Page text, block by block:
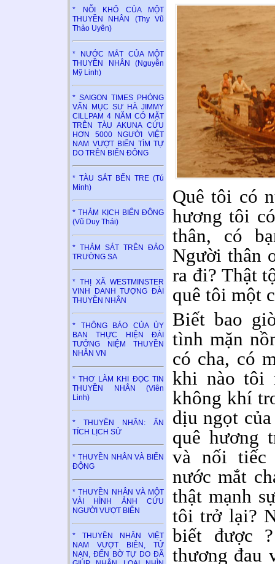
* NỖI KHỔ CỦA MỘT
THUYỀN NHÂN (Thy Vũ
Thảo Uyên)
* NƯỚC MẮT CỦA MỘT
THUYỀN NHÂN (Nguyễn
Mỹ Linh)
* SAIGON TIMES PHỎNG
VẤN MỤC SƯ HÀ JIMMY
CILLPAM 4 NĂM CÓ MẶT
TRÊN TÀU AKUNA CỨU
HƠN 5000 NGƯỜI VIỆT
NAM VƯỢT BIỂN TÌM TỰ
DO TRÊN BIỂN ĐÔNG
* TÀU SẮT BẾN TRE (Tú
Minh)
* THẢM KỊCH BIỂN ĐÔNG
(Vũ Duy Thái)
* THẢM SÁT TRÊN ĐẢO
TRƯỜNG SA
* THỊ XÃ WESTMINSTER
VINH DANH TƯỢNG ĐÀI
THUYỀN NHÂN
* THÔNG BÁO CỦA ỦY
BAN THỰC HIỆN ĐÀI
TƯỞNG NIỆM THUYỀN
NHÂN VN
* THƠ LÀM KHI ĐỌC TIN
THUYỀN NHÂN (Viên
Linh)
* THUYỀN NHÂN: ẤN
TÍCH LỊCH SỬ
* THUYỀN NHÂN VÀ BIỂN
ĐỘNG
* THUYỀN NHÂN VÀ MỘT
VÀI HÌNH ẢNH CỨU
NGƯỜI VƯỢT BIỂN
* THUYỀN NHÂN VIỆT
NAM VƯỢT BIÊN, TỬ
NẠN, ĐẾN BỜ TỰ DO ĐÃ
Quê tôi có
hương tôi
thân, có
Người thân
ra đi? Thật
quê tôi một
Biết bao
tình mặn
có cha, có
khi nào tôi
không khí
dịu ngọt
quê hương
và nối tiếc
nước mắt
thật mạnh
tôi trở lại?
biết được
thương đau